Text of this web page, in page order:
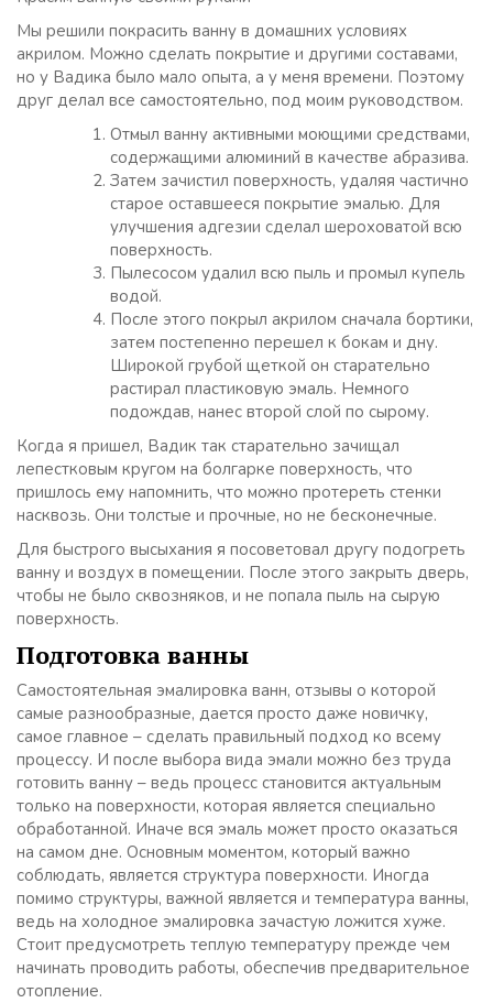
Мы решили покрасить ванну в домашних условиях
акрилом. Можно сделать покрытие и другими составами,
но у Вадика было мало опыта, а у меня времени. Поэтому
друг делал все самостоятельно, под моим руководством.
Отмыл ванну активными моющими средствами,
содержащими алюминий в качестве абразива.
Затем зачистил поверхность, удаляя частично
старое оставшееся покрытие эмалью. Для
улучшения адгезии сделал шероховатой всю
поверхность.
Пылесосом удалил всю пыль и промыл купель
водой.
После этого покрыл акрилом сначала бортики,
затем постепенно перешел к бокам и дну.
Широкой грубой щеткой он старательно
растирал пластиковую эмаль. Немного
подождав, нанес второй слой по сырому.
Когда я пришел, Вадик так старательно зачищал
лепестковым кругом на болгарке поверхность, что
пришлось ему напомнить, что можно протереть стенки
насквозь. Они толстые и прочные, но не бесконечные.
Для быстрого высыхания я посоветовал другу подогреть
ванну и воздух в помещении. После этого закрыть дверь,
чтобы не было сквозняков, и не попала пыль на сырую
поверхность.
Подготовка ванны
Самостоятельная эмалировка ванн, отзывы о которой
самые разнообразные, дается просто даже новичку,
самое главное – сделать правильный подход ко всему
процессу. И после выбора вида эмали можно без труда
готовить ванну – ведь процесс становится актуальным
только на поверхности, которая является специально
обработанной. Иначе вся эмаль может просто оказаться
на самом дне. Основным моментом, который важно
соблюдать, является структура поверхности. Иногда
помимо структуры, важной является и температура ванны,
ведь на холодное эмалировка зачастую ложится хуже.
Стоит предусмотреть теплую температуру прежде чем
начинать проводить работы, обеспечив предварительное
отопление.